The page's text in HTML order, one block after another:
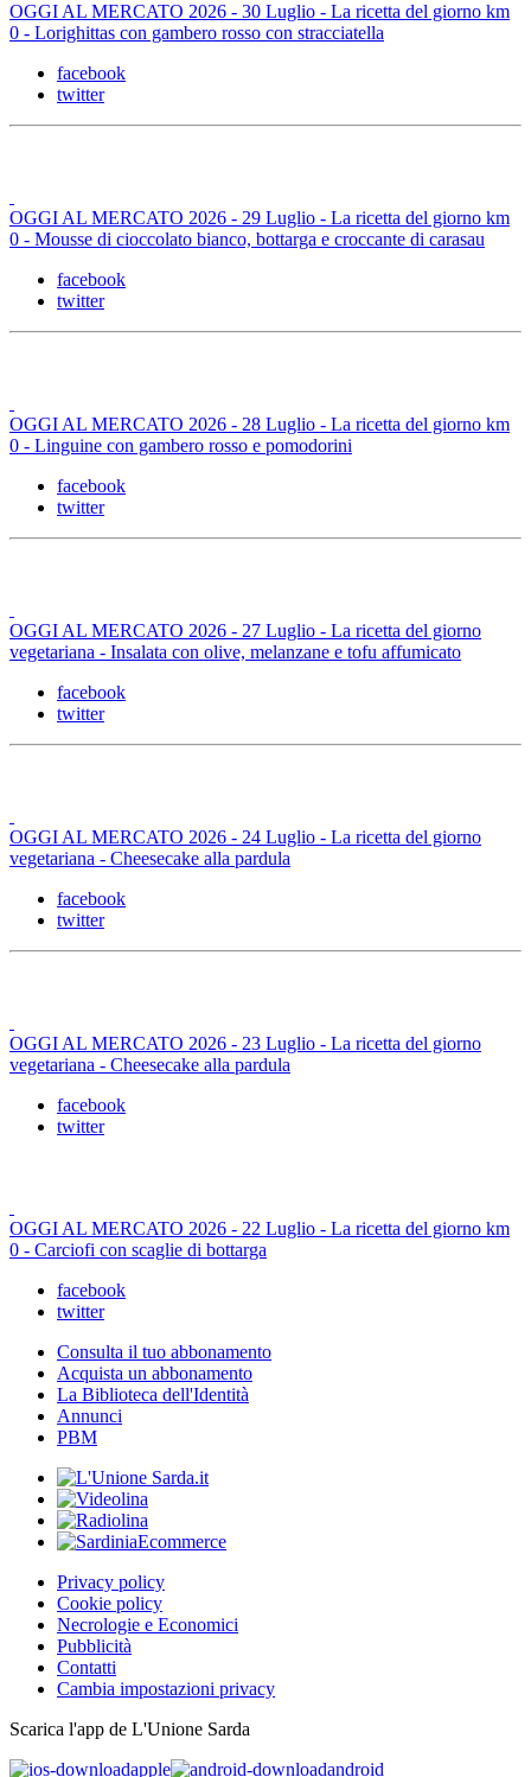
OGGI AL MERCATO 2026 - 30 Luglio - La ricetta del giorno km
0 - Lorighittas con gambero rosso con stracciatella
facebook
twitter
OGGI AL MERCATO 2026 - 29 Luglio - La ricetta del giorno km
0 - Mousse di cioccolato bianco, bottarga e croccante di carasau
facebook
twitter
OGGI AL MERCATO 2026 - 28 Luglio - La ricetta del giorno km
0 - Linguine con gambero rosso e pomodorini
facebook
twitter
OGGI AL MERCATO 2026 - 27 Luglio - La ricetta del giorno
vegetariana - Insalata con olive, melanzane e tofu affumicato
facebook
twitter
OGGI AL MERCATO 2026 - 24 Luglio - La ricetta del giorno
vegetariana - Cheesecake alla pardula
facebook
twitter
OGGI AL MERCATO 2026 - 23 Luglio - La ricetta del giorno
vegetariana - Cheesecake alla pardula
facebook
twitter
OGGI AL MERCATO 2026 - 22 Luglio - La ricetta del giorno km
0 - Carciofi con scaglie di bottarga
facebook
twitter
Consulta il tuo abbonamento
Acquista un abbonamento
La Biblioteca dell'Identità
Annunci
PBM
Privacy policy
Cookie policy
Necrologie e Economici
Pubblicità
Contatti
Cambia impostazioni privacy
Scarica l'app de L'Unione Sarda
apple
android